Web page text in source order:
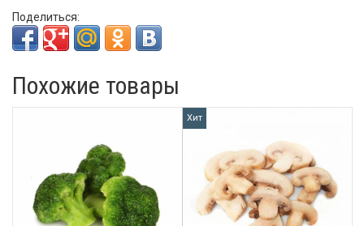
Поделиться:
Похожие товары
Хит